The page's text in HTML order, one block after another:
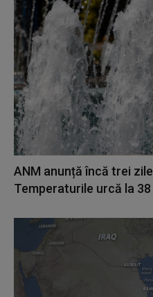
ANM anunță încă trei
Temperaturile urcă la 38